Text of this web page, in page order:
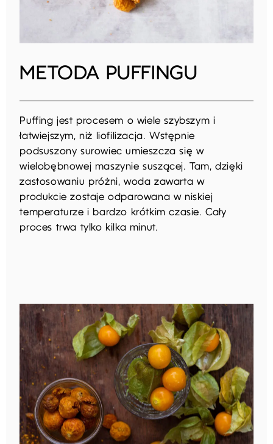
METODA PUFFINGU
Puffing jest procesem o wiele szybszym i
łatwiejszym, niż liofilizacja. Wstępnie
podsuszony surowiec umieszcza się w
wielobębnowej maszynie suszącej. Tam, dzięki
zastosowaniu próżni, woda zawarta w
produkcie zostaje odparowana w niskiej
temperaturze i bardzo krótkim czasie. Cały
proces trwa tylko kilka minut.